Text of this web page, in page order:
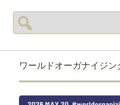
検
索:
ワールドオーガナイジ